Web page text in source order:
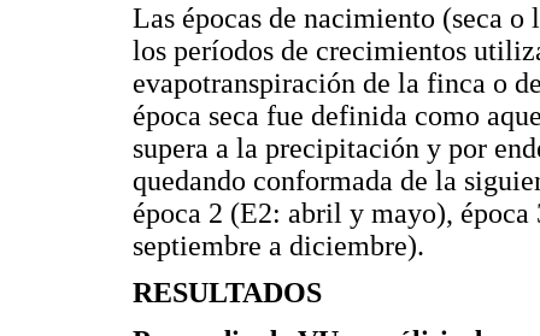
Las épocas de nacimiento (seca
los períodos de crecimientos
evapotranspiración de la finca o
época seca fue definida como
supera a la precipitación y por
quedando conformada de la
época 2 (E2: abril y mayo),
septiembre a diciembre).
RESULTADOS